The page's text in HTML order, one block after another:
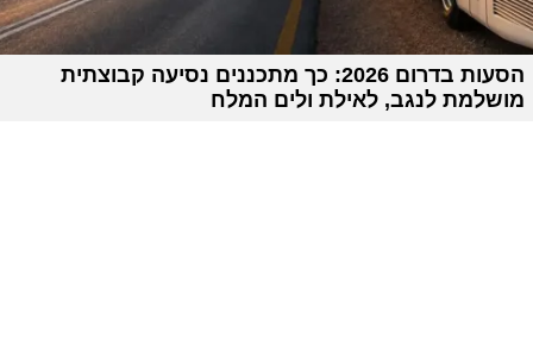
הסעות בדרום 2026: כך מתכננים נסיעה קבוצתית
מושלמת לנגב, לאילת ולים המלח